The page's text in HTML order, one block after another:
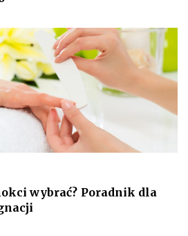
wybrać? Poradnik dla